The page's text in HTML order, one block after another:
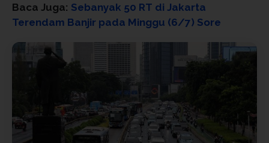
Baca Juga: Sebanyak 50 RT di Jakarta
Terendam Banjir pada Minggu (6/7) Sore